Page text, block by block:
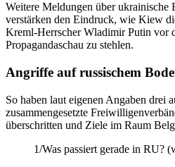
Weitere Meldungen über ukrainische
verstärken den Eindruck, wie Kiew
Kreml-Herrscher Wladimir Putin vor
Propagandaschau zu stehlen.
Angriffe auf russischem
So haben laut eigenen Angaben drei
zusammengesetzte
überschritten und Ziele im Raum
1/Was passiert gerade in RU?